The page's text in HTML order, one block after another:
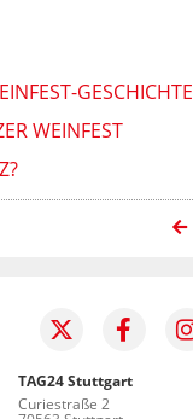
GESCHICHTE
WEINFEST
TAG24 Stuttgart
Curiestraße 2